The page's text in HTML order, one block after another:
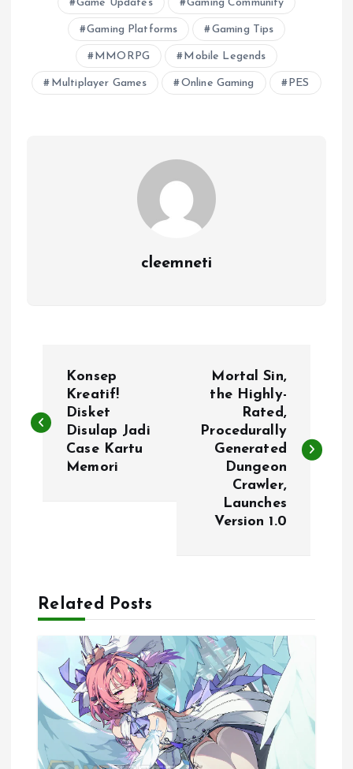
Game Updates Gaming Community
Gaming Platforms Gaming Tips
MMORPG Mobile Legends
Multiplayer Games Online Gaming PES
cleemneti
s
v
g
a
t
Konsep
Kreatif!
Disket
Disulap Jadi
Case Kartu
Memori
Mortal Sin,
the Highly-
Rated,
Procedurally
Generated
Dungeon
Crawler,
Launches
Version 1.0
Related Posts